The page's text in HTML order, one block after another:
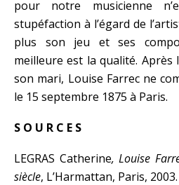
pour notre musicienne
stupéfaction à l’égard de
plus son jeu et ses
meilleure est la qualité.
son mari, Louise Farrec ne
le 15 septembre 1875 à Paris.
S O U R C E S
LEGRAS Catherine, Louise
siècle, L’Harmattan, Paris, 2003.